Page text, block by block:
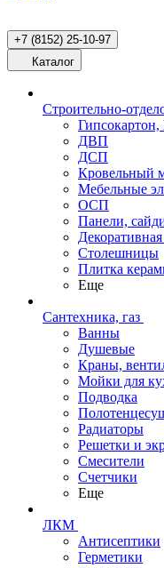
+7 (8152) 25-10-97
Каталог
Строительно-
ДВП
ДСП
Кровельный
Мебельные
ОСП
Панели,
Столешницы
Плитка
Еще
Сантехника, газ
Ванны
Душевые
Краны,
Мойки для
Подводка
Радиаторы
Решетки и
Смесители
Счетчики
Еще
ЛКМ
Антисептики
Герметики